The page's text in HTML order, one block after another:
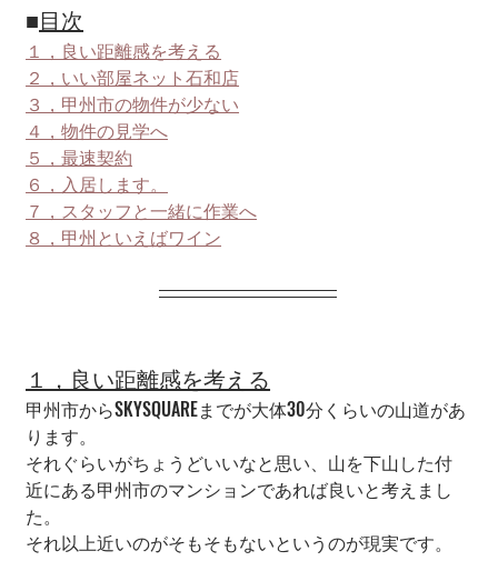
■目次
１，良い距離感を考える
２，いい部屋ネット石和店
３，甲州市の物件が少ない
４，物件の見学へ
５，最速契約
６，入居します。
７，スタッフと一緒に作業へ
８，甲州といえばワイン
１，良い距離感を考える
甲州市からSKYSQUAREまでが大体30分くらいの山道があ
ります。
それぐらいがちょうどいいなと思い、山を下山した付
近にある甲州市のマンションであれば良いと考えまし
た。
それ以上近いのがそもそもないというのが現実です。